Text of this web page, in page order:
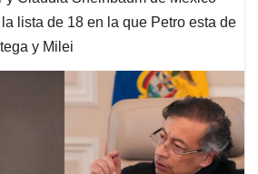
lista de 18 en la que Petro esta de
y Milei